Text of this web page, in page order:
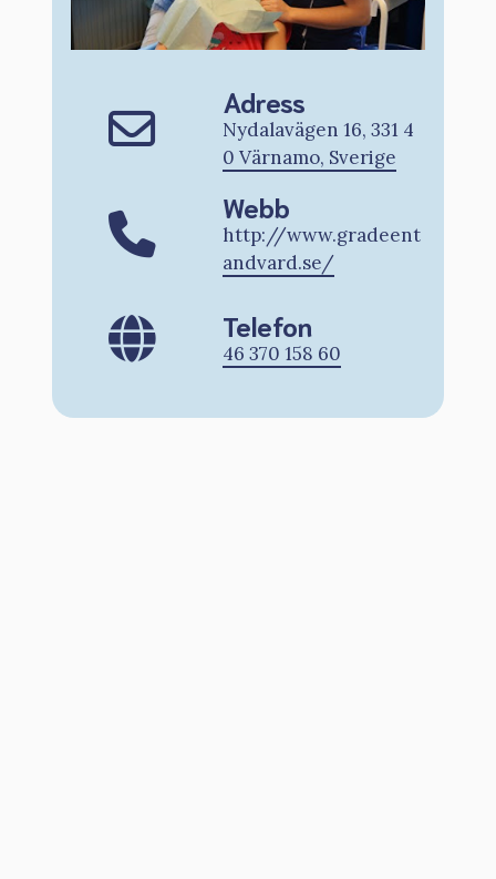
Adress
Nydalavägen 16, 331 4
0 Värnamo, Sverige
Webb
http://www.gradeent
andvard.se/
Telefon
46 370 158 60